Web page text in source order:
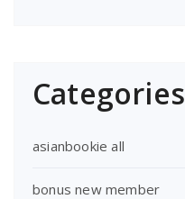
Categories
asianbookie all
bonus new member